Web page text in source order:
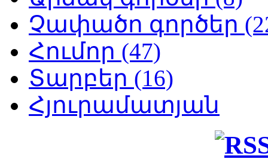
Չափածո գործեր
Հումոր (47)
Տարբեր (16)
Հյուրամատյան